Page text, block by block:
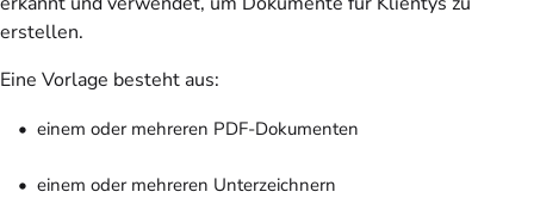
erstellen.
Eine Vorlage besteht aus:
einem oder mehreren PDF-Dokumenten
einem oder mehreren Unterzeichnern